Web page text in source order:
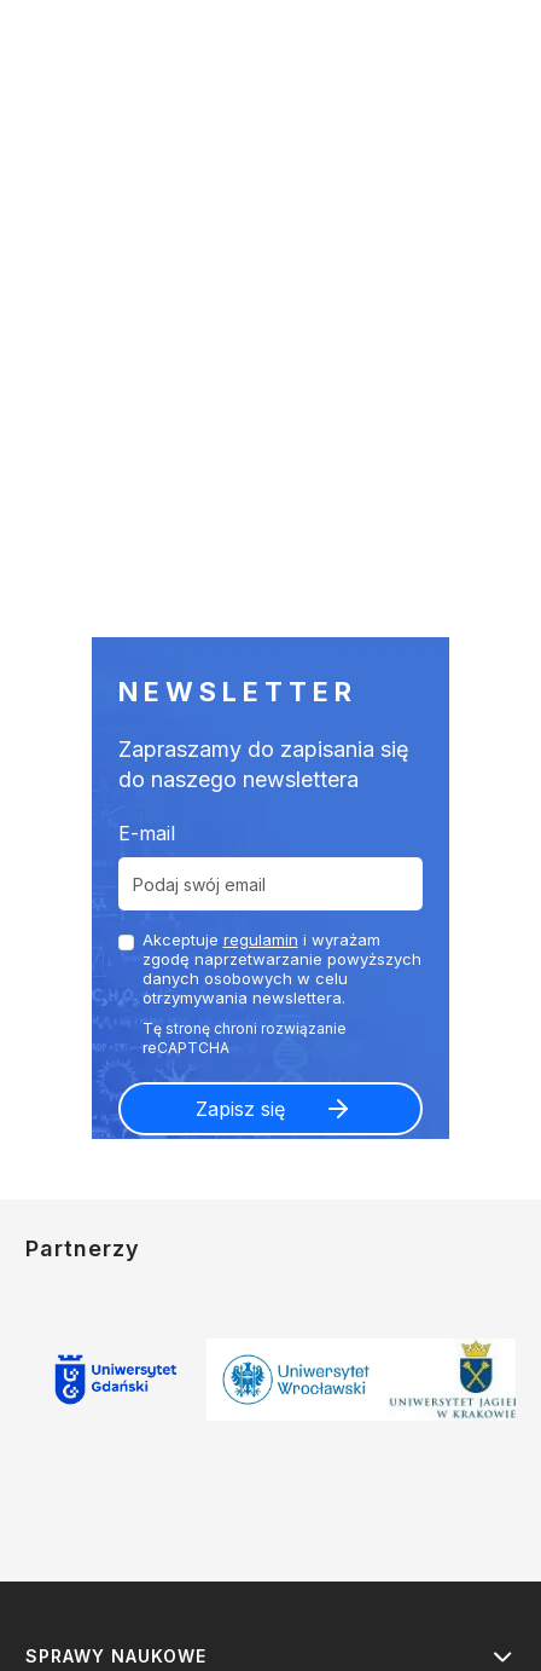
NEWSLETTER
Zapraszamy do zapisania się
do naszego newslettera
E-mail
Akceptuje regulamin i wyrażam
zgodę naprzetwarzanie powyższych
danych osobowych w celu
otrzymywania newslettera.
Partnerzy
SPRAWY NAUKOWE